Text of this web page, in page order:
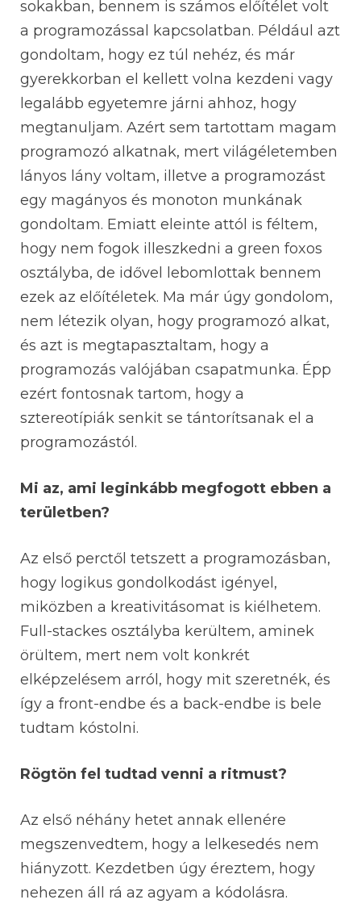
sokakban, bennem is számos előítélet volt
a programozással kapcsolatban. Például azt
gondoltam, hogy ez túl nehéz, és már
gyerekkorban el kellett volna kezdeni vagy
legalább egyetemre járni ahhoz, hogy
megtanuljam. Azért sem tartottam magam
programozó alkatnak, mert világéletemben
lányos lány voltam, illetve a programozást
egy magányos és monoton munkának
gondoltam. Emiatt eleinte attól is féltem,
hogy nem fogok illeszkedni a green foxos
osztályba, de idővel lebomlottak bennem
ezek az előítéletek. Ma már úgy gondolom,
nem létezik olyan, hogy programozó alkat,
és azt is megtapasztaltam, hogy a
programozás valójában csapatmunka. Épp
ezért fontosnak tartom, hogy a
sztereotípiák senkit se tántorítsanak el a
programozástól.
Mi az, ami leginkább megfogott ebben a
területben?
Az első perctől tetszett a programozásban,
hogy logikus gondolkodást igényel,
miközben a kreativitásomat is kiélhetem.
Full-stackes osztályba kerültem, aminek
örültem, mert nem volt konkrét
elképzelésem arról, hogy mit szeretnék, és
így a front-endbe és a back-endbe is bele
tudtam kóstolni.
Rögtön fel tudtad venni a ritmust?
Az első néhány hetet annak ellenére
megszenvedtem, hogy a lelkesedés nem
hiányzott. Kezdetben úgy éreztem, hogy
nehezen áll rá az agyam a kódolásra.